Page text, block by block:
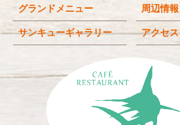
2025年8月(4)
(4)
2025年6月(3)
2025年4月
(2)
2025年3月
(2)
2025年2月
(6)
グランドメニュー 周辺情報
サンキューギャラリー アクセス